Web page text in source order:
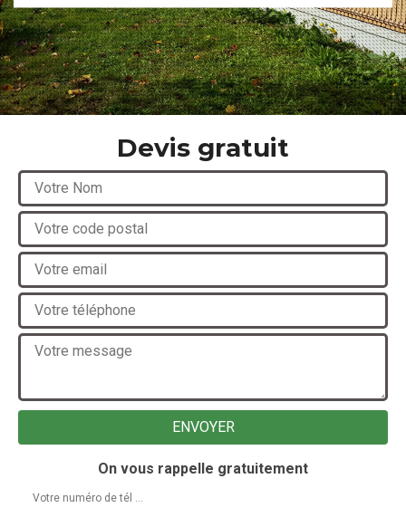
Devis gratuit
On vous rappelle gratuitement